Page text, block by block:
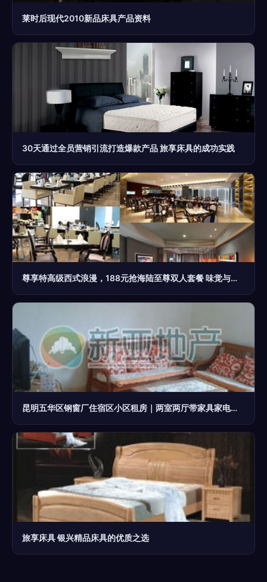
莱时后现代2010新品床具产品资料
30天通过全员营销引流打造爆款产品 旅享床具的成功实践
尊享特高级西式浪漫，188元抢海陆至尊双人套餐 味觉与舒适的交织体验
昆明五华区钢窗厂住宿区小区租房｜两室两厅带家具家电，月租仅1400元！
旅享床具 银兴精品床具的优质之选